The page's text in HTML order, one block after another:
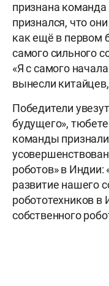
признана
признался, что
как ещё в первом
самого сильного
«Я с самого
вынесли
Победители
будущего»,
команды
роботов» в
развитие нашего
робототехников в
собственного